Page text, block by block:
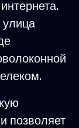
улица
позволяет